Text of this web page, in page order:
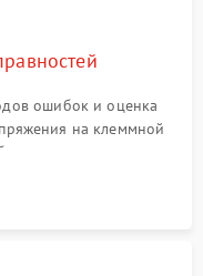
ошибок и оценка
на клеммной
с нагревом,
блокировкой дверцы.